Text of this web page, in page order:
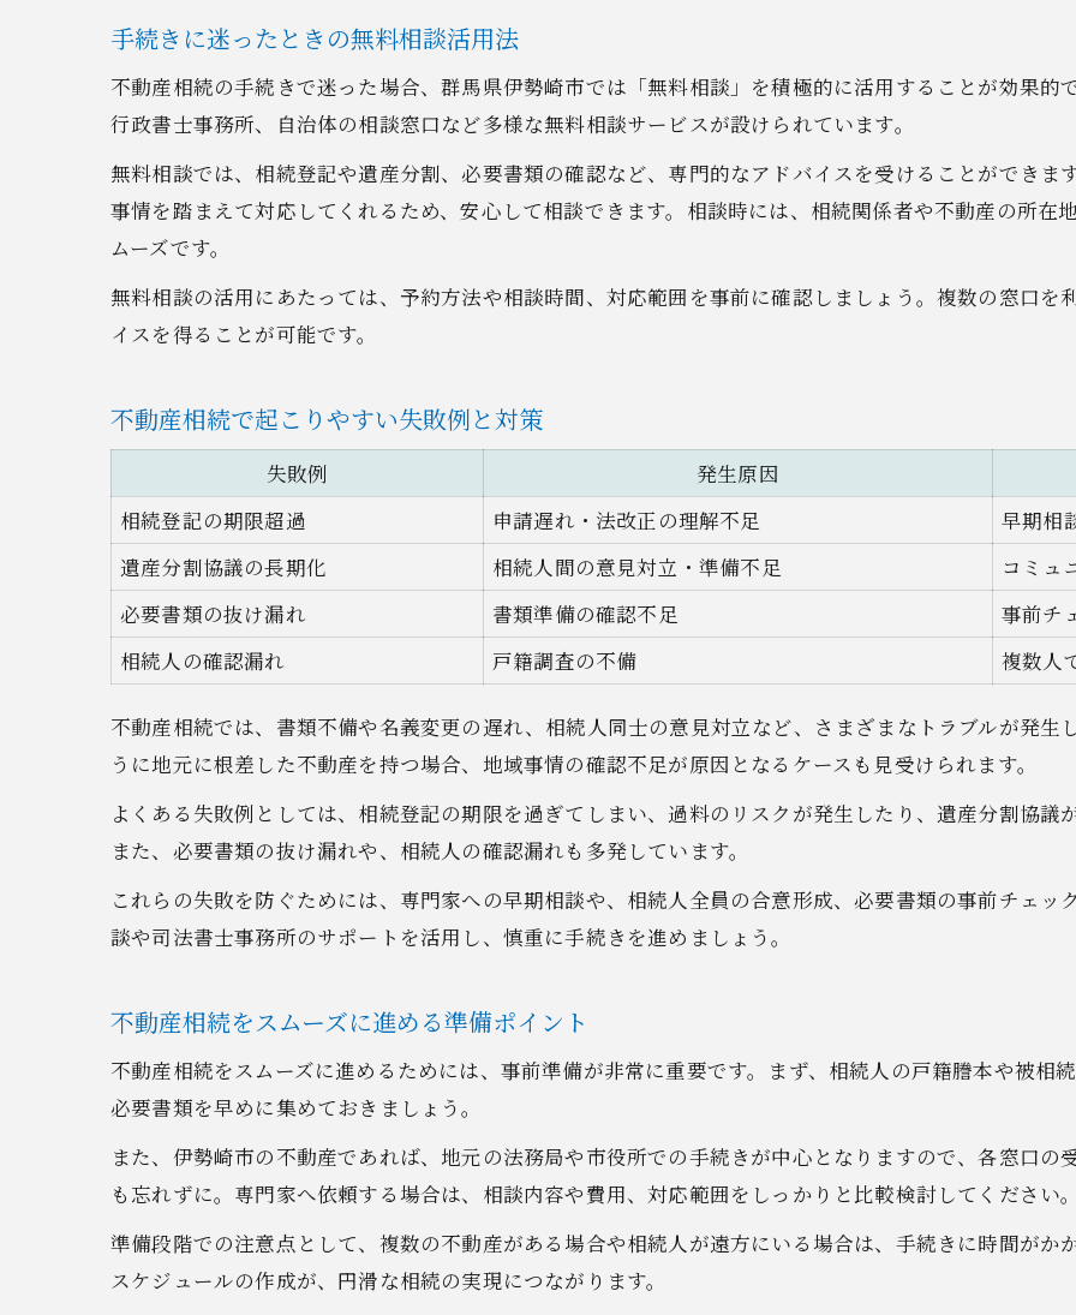
協議書作成時の注意点と実例
合意形成を促すためのコツ
相続人同士のトラブル回避法
手続きに迷ったときの無料相談活用法
不動産相続の手続きで迷った場合、群馬県伊勢崎市では「無料相談」を積極的に活用することが効果的
行政書士事務所、自治体の相談窓口など多様な無料相談サービスが設けられています。
無料相談では、相続登記や遺産分割、必要書類の確認など、専門的なアドバイスを受けることができま
事情を踏まえて対応してくれるため、安心して相談できます。相談時には、相続関係者や不動産の所在
ムーズです。
無料相談の活用にあたっては、予約方法や相談時間、対応範囲を事前に確認しましょう。複数の窓口を
イスを得ることが可能です。
不動産相続で起こりやすい失敗例と対策
失敗例 発生原因
相続登記の期限超過
申請遅れ・法改正の理解不足
早期相
遺産分割協議の長期化
相続人間の意見対立・準備不足
コミュ
必要書類の抜け漏れ
書類準備の確認不足
事前チ
相続人の確認漏れ
戸籍調査の不備 複数人
不動産相続では、書類不備や名義変更の遅れ、相続人同士の意見対立など、さまざまなトラブルが発生
うに地元に根差した不動産を持つ場合、地域事情の確認不足が原因となるケースも見受けられます。
よくある失敗例としては、相続登記の期限を過ぎてしまい、過料のリスクが発生したり、遺産分割協議
また、必要書類の抜け漏れや、相続人の確認漏れも多発しています。
これらの失敗を防ぐためには、専門家への早期相談や、相続人全員の合意形成、必要書類の事前チェッ
談や司法書士事務所のサポートを活用し、慎重に手続きを進めましょう。
不動産相続をスムーズに進める準備ポイント
不動産相続をスムーズに進めるためには、事前準備が非常に重要です。まず、相続人の戸籍謄本や被相
必要書類を早めに集めておきましょう。
また、伊勢崎市の不動産であれば、地元の法務局や市役所での手続きが中心となりますので、各窓口の
も忘れずに。専門家へ依頼する場合は、相談内容や費用、対応範囲をしっかりと比較検討してください。
準備段階での注意点として、複数の不動産がある場合や相続人が遠方にいる場合は、手続きに時間がか
スケジュールの作成が、円滑な相続の実現につながります。